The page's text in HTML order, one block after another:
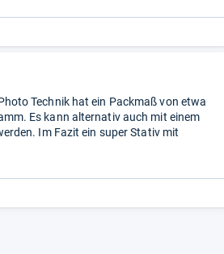
Technik hat ein Packmaß von etwa
Es kann alternativ auch mit einem
Im Fazit ein super Stativ mit